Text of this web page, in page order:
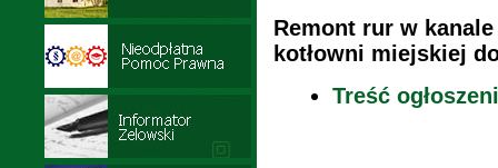
Remont rur w
kotłowni miejskiej
Treść